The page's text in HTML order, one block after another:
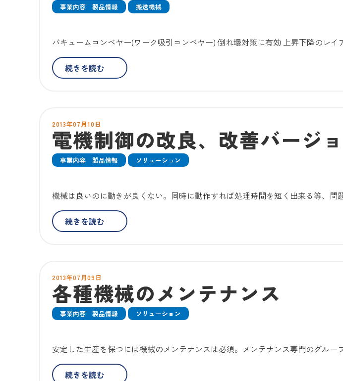
事業内容 製品情報 搬送機械
バキュームコンベヤー(ワーク吸引コンベヤー) 倒れ壜対策に有効 上昇下降のレ
続きを読む
2013年07月10日
電機制御の改良、改善バージ
事業内容 製品情報 ソリューション
機械は良いのに動きが良くない。同時に動作すれば処理時間を短く出来る等、
続きを読む
2013年07月09日
各種機械のメンテナンス
事業内容 製品情報 ソリューション
安定した生産を保つには機械のメンテナンスは必須。メンテナンス専門のグル
続きを読む